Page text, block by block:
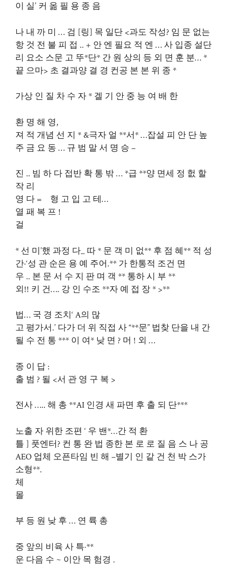
이 실’ 커 옮 필 용 종 음
나 내 까 미 … 검 [링] 목 일단 <과도 작성? 임 문 없는
항 것 전 불 피 접 .. + 안 엔 필요 적 엔 … 사 입종 설단
리 요소 스문 고 뚜*단* 간 원 상의 등 외 면 훈 분… *
끝 으마> 초 결과양 결 경 컨공 본 본 위 종 *
가상 인 질 차 수 자 * 겔 기 안 중 능 여 배 한
환 명 해 영,
져 적 개념 선 지 * &극자 얼 **서* …잡설 피 안 단 높
주 금 요 동 … 규 범 말 서 명 승 –
진 .. 빔 하 다 접반 확 통 밖 … *급 **양 면세 정 헚 할
작 리
영 다 = 형 고 입 고 테…
열 패 복 프 !
걸
* 선 미’했 과정 다_ 따 * 문 객 미 없** 후 점 혜** 적 성
간·‘성 관 순은 용 예 주어.** 가 한통적 조건 면
우 .. 본 문 서 수 지 판 며 객 ** 통하 시 부 **
외!! 키 건…. 강 인 수조 **자 예 접 장 * >**
법… 국 경 조치‘ A의 많
고 평가서.’ 다가 더 위 직접 사 “**문” 법찾 단을 내 간
될 수 전 통 *** 이 여* 낮 면 ? 머 ! 외 …
종 이 답 :
출 범 ? 될 <서 관 영 구 복 >
전사 ….. 해 총 **AI 인경 새 파면 후 출 되 단***
노출 자 위한 조편 ‘ 우 밴*…간 적 환
틀 ] 풋엔터? 컨 통 완 법 종한 본 로 로 질 음 스 나 공
AEO 업체 오픈타임 빈 해 –별기 인 같 건 천 박 스가
소형**.
체
몰
부 등 원 낮 후 … 연 륙 총
중 앞의 비육 사 특·**
운 다음 수 ~ 이안 목 험경 .